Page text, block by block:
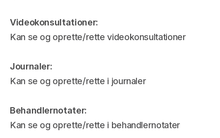
Videokonsultationer:
Kan se og oprette/rette videokonsultationer
Journaler:
Kan se og oprette/rette i journaler
Behandlernotater:
Kan se og oprette/rette i behandlernotater